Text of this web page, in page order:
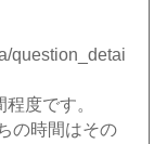
question_detai
度です。
の時間はその